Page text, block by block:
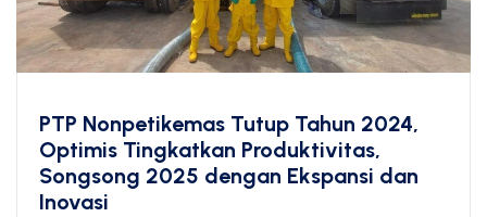
PTP Nonpetikemas Tutup Tahun 2024,
Optimis Tingkatkan Produktivitas,
Songsong 2025 dengan Ekspansi dan
Inovasi